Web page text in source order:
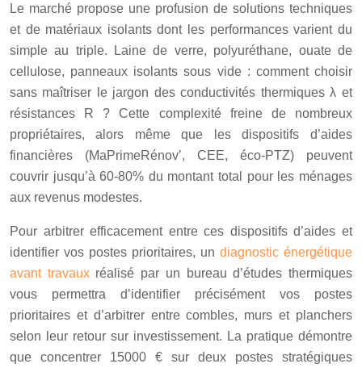
Le marché propose une profusion de solutions techniques
et de matériaux isolants dont les performances varient du
simple au triple. Laine de verre, polyuréthane, ouate de
cellulose, panneaux isolants sous vide : comment choisir
sans maîtriser le jargon des conductivités thermiques λ et
résistances R ? Cette complexité freine de nombreux
propriétaires, alors même que les dispositifs d’aides
financières (MaPrimeRénov’, CEE, éco-PTZ) peuvent
couvrir jusqu’à 60-80% du montant total pour les ménages
aux revenus modestes.
Pour arbitrer efficacement entre ces dispositifs d’aides et
identifier vos postes prioritaires, un diagnostic énergétique
avant travauxréalisé par un bureau d’études thermiques
vous permettra d’identifier précisément vos postes
prioritaires et d’arbitrer entre combles, murs et planchers
selon leur retour sur investissement. La pratique démontre
que concentrer 15000 € sur deux postes stratégiques